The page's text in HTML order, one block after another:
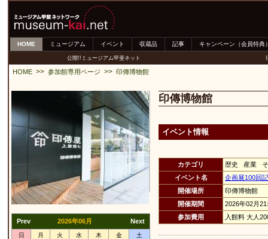
HOME ミュージアム イベント 収蔵品 記事 キャンペーン（会員特典
公開!!ミュージアム甲斐ネット
HOME >> 参加館専用ページ >> 印傳博物館
Prev 2026年06月 Next
日 月 火 水 木 金
土
印傳博物館
イベント情報
カテゴリ
歴史 産業
イベント名
企画展100回
開催場所
印傳博物館
開催期間
2026年02月
参加費用
入館料 大人